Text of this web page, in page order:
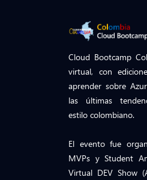
Cloud Bootcamp
virtual, con
aprender sobre
las últimas
estilo colombiano.
El evento fue
MVPs y Student
Virtual DEV Show